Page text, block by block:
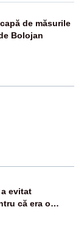
de măsurile
Bolojan
a evitat
că era o
fondurile de